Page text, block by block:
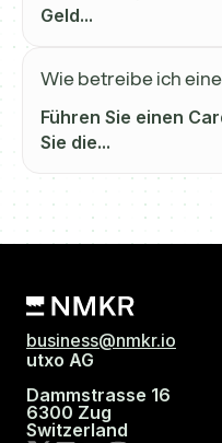
Geld...
Wie betreibe ich
Führen Sie einen
Sie die...
business@nmkr.io
utxo AG
Dammstrasse 16
6300 Zug
Switzerland